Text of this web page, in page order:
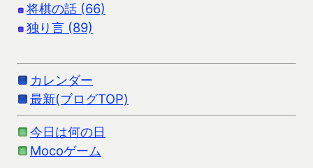
将棋の話 (66)
独り言 (89)
カレンダー
最新(ブログTOP)
今日は何の日
Mocoゲーム